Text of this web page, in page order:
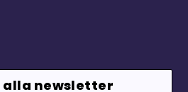
newsletter